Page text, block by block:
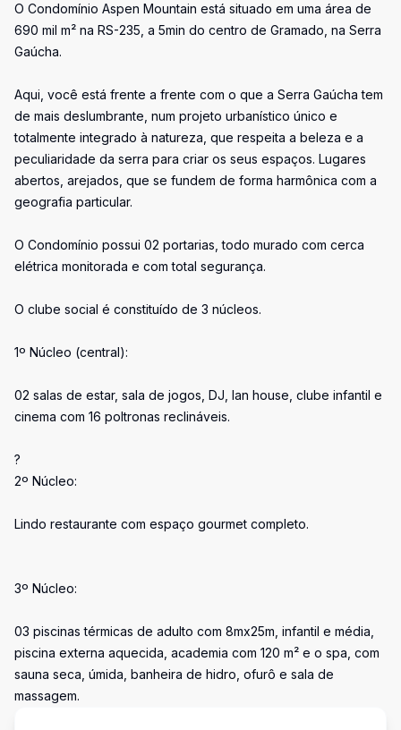
O Condomínio Aspen Mountain está situado em uma área de
690 mil m² na RS-235, a 5min do centro de Gramado, na Serra
Gaúcha.
Aqui, você está frente a frente com o que a Serra Gaúcha tem
de mais deslumbrante, num projeto urbanístico único e
totalmente integrado à natureza, que respeita a beleza e a
peculiaridade da serra para criar os seus espaços. Lugares
abertos, arejados, que se fundem de forma harmônica com a
geografia particular.
O Condomínio possui 02 portarias, todo murado com cerca
elétrica monitorada e com total segurança.
O clube social é constituído de 3 núcleos.
1º Núcleo (central):
02 salas de estar, sala de jogos, DJ, lan house, clube infantil e
cinema com 16 poltronas reclináveis.
?
2º Núcleo:
Lindo restaurante com espaço gourmet completo.
3º Núcleo:
03 piscinas térmicas de adulto com 8mx25m, infantil e média,
piscina externa aquecida, academia com 120 m² e o spa, com
sauna seca, úmida, banheira de hidro, ofurô e sala de
massagem.